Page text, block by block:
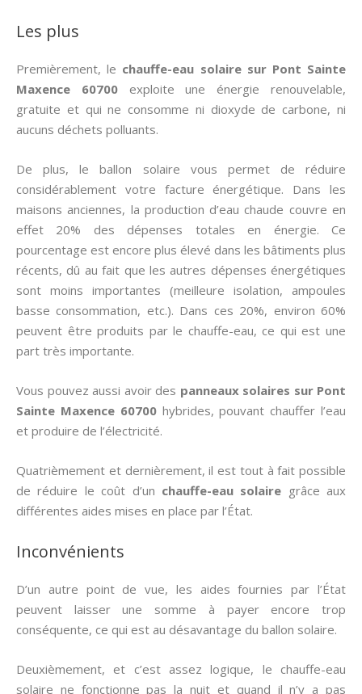
Les plus
Premièrement, le chauffe-eau solaire sur Pont Sainte
Maxence 60700exploite une énergie renouvelable,
gratuite et qui ne consomme ni dioxyde de carbone, ni
aucuns déchets polluants.
De plus, le ballon solaire vous permet de réduire
considérablement votre facture énergétique. Dans les
maisons anciennes, la production d’eau chaude couvre en
effet 20% des dépenses totales en énergie. Ce
pourcentage est encore plus élevé dans les bâtiments plus
récents, dû au fait que les autres dépenses énergétiques
sont moins importantes (meilleure isolation, ampoules
basse consommation, etc.). Dans ces 20%, environ 60%
peuvent être produits par le chauffe-eau, ce qui est une
part très importante.
Vous pouvez aussi avoir des panneaux solaires sur Pont
Sainte Maxence 60700hybrides, pouvant chauffer l’eau
et produire de l’électricité.
Quatrièmement et dernièrement, il est tout à fait possible
de réduire le coût d’un chauffe-eau solaire grâce aux
différentes aides mises en place par l’État.
Inconvénients
D’un autre point de vue, les aides fournies par l’État
peuvent laisser une somme à payer encore trop
conséquente, ce qui est au désavantage du ballon solaire.
Deuxièmement, et c’est assez logique, le chauffe-eau
solaire ne fonctionne pas la nuit et quand il n’y a pas